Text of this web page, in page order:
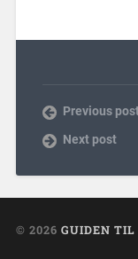
Previous
Next post
© 2026 GUIDEN TIL